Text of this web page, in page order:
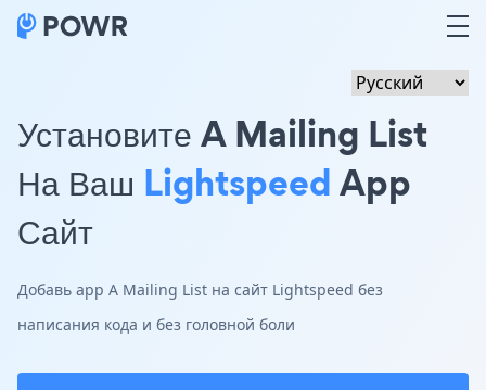
Установите A Mailing List
На Ваш LightspeedApp
Сайт
Добавь app A Mailing List на сайт Lightspeed без
написания кода и без головной боли